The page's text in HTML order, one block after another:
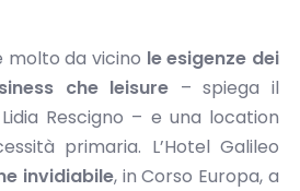
molto da vicino le esigenze dei
che leisure – spiega il
Rescigno – e una location
primaria. L’Hotel Galileo
invidiabile, in Corso Europa, a